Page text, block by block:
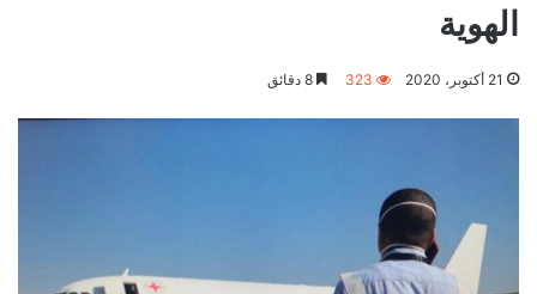
الهوية
21 أكتوبر، 2020 323